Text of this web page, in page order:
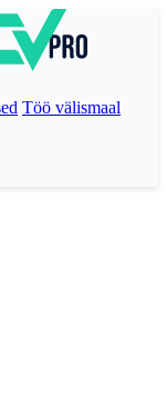
Töö välismaal